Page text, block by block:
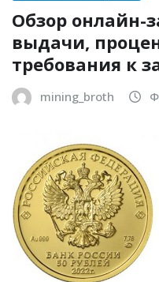
Обзор онлайн-
выдачи,
требования к
mining_broth